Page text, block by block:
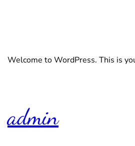
Welcome to WordPress. This is
admin